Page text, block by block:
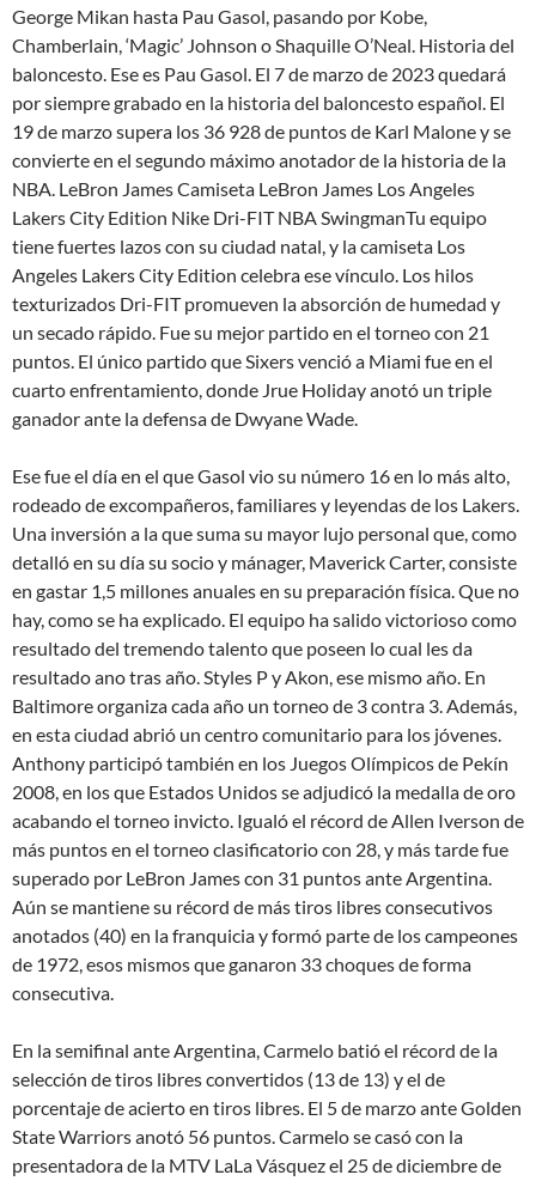
George Mikan hasta Pau Gasol, pasando por Kobe,
Chamberlain, ‘Magic’ Johnson o Shaquille O’Neal. Historia del
baloncesto. Ese es Pau Gasol. El 7 de marzo de 2023 quedará
por siempre grabado en la historia del baloncesto español. El
19 de marzo supera los 36 928 de puntos de Karl Malone y se
convierte en el segundo máximo anotador de la historia de la
NBA. LeBron James Camiseta LeBron James Los Angeles
Lakers City Edition Nike Dri-FIT NBA SwingmanTu equipo
tiene fuertes lazos con su ciudad natal, y la camiseta Los
Angeles Lakers City Edition celebra ese vínculo. Los hilos
texturizados Dri-FIT promueven la absorción de humedad y
un secado rápido. Fue su mejor partido en el torneo con 21
puntos. El único partido que Sixers venció a Miami fue en el
cuarto enfrentamiento, donde Jrue Holiday anotó un triple
ganador ante la defensa de Dwyane Wade.
Ese fue el día en el que Gasol vio su número 16 en lo más alto,
rodeado de excompañeros, familiares y leyendas de los Lakers.
Una inversión a la que suma su mayor lujo personal que, como
detalló en su día su socio y mánager, Maverick Carter, consiste
en gastar 1,5 millones anuales en su preparación física. Que no
hay, como se ha explicado. El equipo ha salido victorioso como
resultado del tremendo talento que poseen lo cual les da
resultado ano tras año. Styles P y Akon, ese mismo año. En
Baltimore organiza cada año un torneo de 3 contra 3. Además,
en esta ciudad abrió un centro comunitario para los jóvenes.
Anthony participó también en los Juegos Olímpicos de Pekín
2008, en los que Estados Unidos se adjudicó la medalla de oro
acabando el torneo invicto. Igualó el récord de Allen Iverson de
más puntos en el torneo clasificatorio con 28, y más tarde fue
superado por LeBron James con 31 puntos ante Argentina.
Aún se mantiene su récord de más tiros libres consecutivos
anotados (40) en la franquicia y formó parte de los campeones
de 1972, esos mismos que ganaron 33 choques de forma
consecutiva.
En la semifinal ante Argentina, Carmelo batió el récord de la
selección de tiros libres convertidos (13 de 13) y el de
porcentaje de acierto en tiros libres. El 5 de marzo ante Golden
State Warriors anotó 56 puntos. Carmelo se casó con la
presentadora de la MTV LaLa Vásquez el 25 de diciembre de